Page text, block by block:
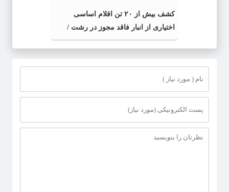
کشف بیش از ۲۰ تن اقلام اساسی
اختیاری از انبار فاقد مجوز در رشت /
کشف بیش از ۲ تن اقلام تاریخ مصرف